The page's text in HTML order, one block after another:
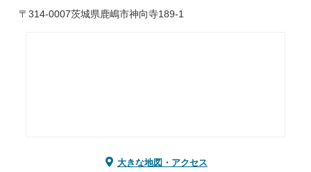
〒314-0007茨城県鹿嶋市神向寺189-1
大きな地図・アクセス